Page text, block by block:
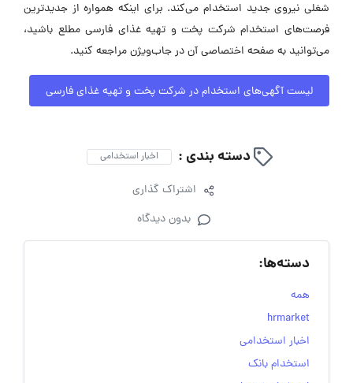
شغلی نیروی جدید استخدام می‌کند. برای اینکه همواره از جدیدترین
فرصت‌های استخدام شرکت پخت و تهیه غذای فارسی مطلع باشید،
می‌توانید به صفحه اختصاصی آن در جاب‌ویژن مراجعه کنید.
لیست آگهی‌های استخدام در شرکت پخت و تهیه غذای فارسی
دسته بندی : اخبار استخدامی
اشتراک گذاری
بدون دیدگاه
دسته‌ها:
همه
hrmarket
اخبار استخدامی
استخدام بانک